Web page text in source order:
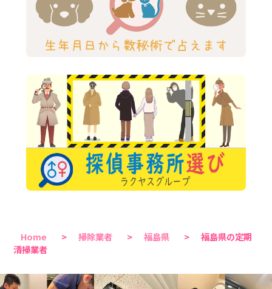
Home > 掃除業者 > 福島県 >
福島県の定期
清掃業者